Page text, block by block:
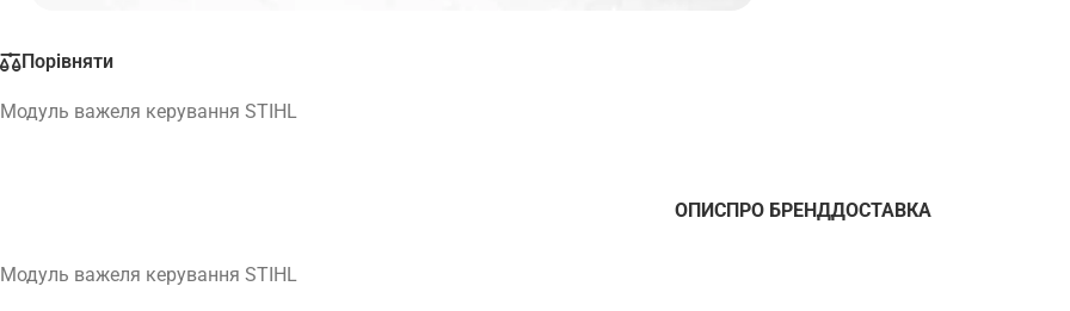
Порівняти
Модуль важеля керування STIHL
ОПИСПРО БРЕНДДОСТАВКА
Модуль важеля керування STIHL